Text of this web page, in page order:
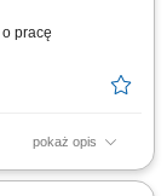
pracę
pokaż opis